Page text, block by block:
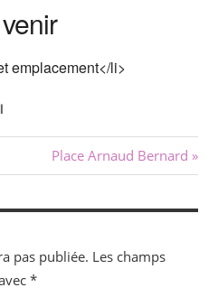
emplacement</li>
Next
Post:
Place Arnaud Bernard
pas publiée. Les champs
*